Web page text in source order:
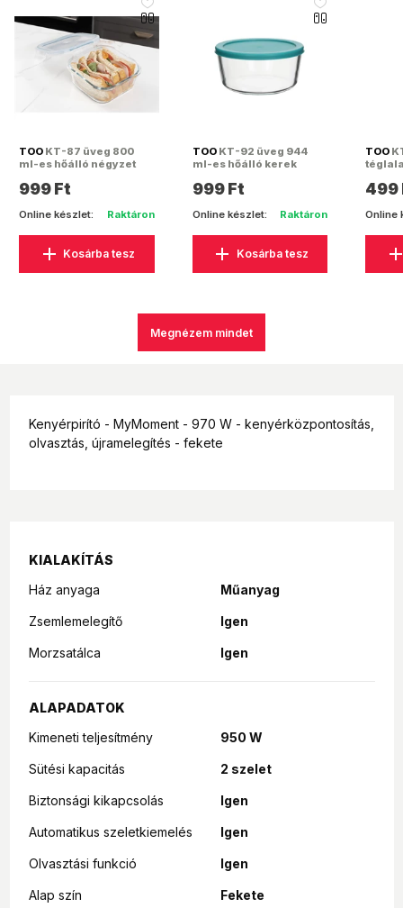
like_16
TOO KT-87 üveg 800
ml-es hőálló négyzet
csatolható műanyag
999 Ft
Online készlet: Raktáron
Kosárba tesz
like_16
TOOKT-92 üveg 944
ml-es hőálló kerek
tetővel
999 Ft
Online készlet: Raktáron
Kosárba tesz
TOO
499
Online
Megnézem mindet
Kenyérpirító - MyMoment - 970 W - kenyérközpontosítás,
olvasztás, újramelegítés - fekete
KIALAKÍTÁS
Ház anyaga
Műanyag
Zsemlemelegítő Igen
Morzsatálca Igen
ALAPADATOK
Kimeneti teljesítmény
950 W
Sütési kapacitás 2 szelet
Biztonsági kikapcsolás Igen
Automatikus szeletkiemelés Igen
Olvasztási funkció Igen
Alap szín Fekete